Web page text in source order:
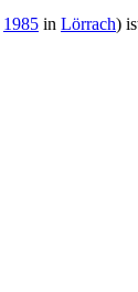
1985 in Lörrach)